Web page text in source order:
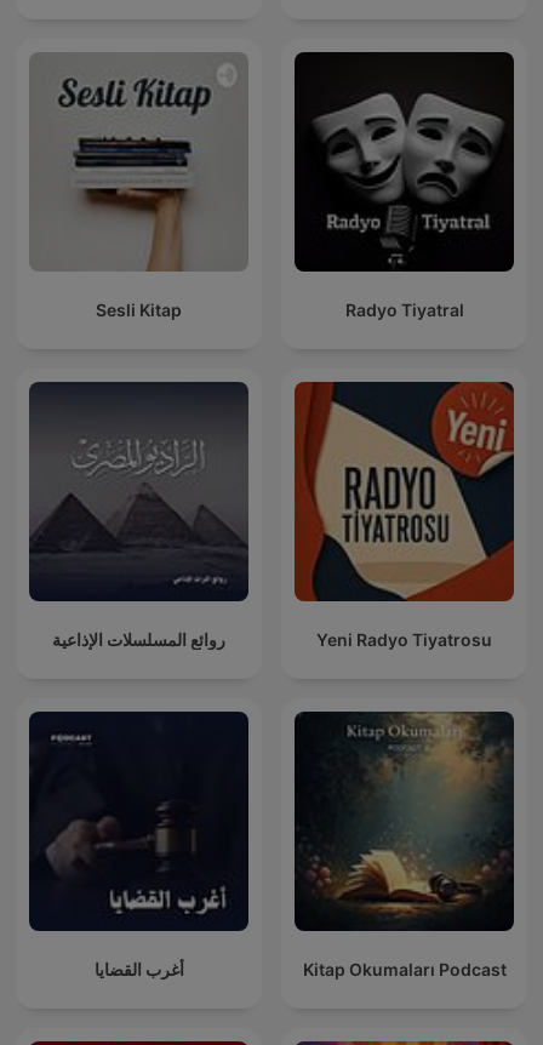
Sesli Kitap Radyo Tiyatral
روائع المسلسلات الإذاعية Yeni Radyo Tiyatrosu
أغرب القضايا Kitap Okumaları Podcast